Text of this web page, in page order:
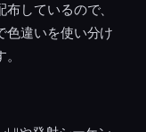
しているので、
色違いを使い分け